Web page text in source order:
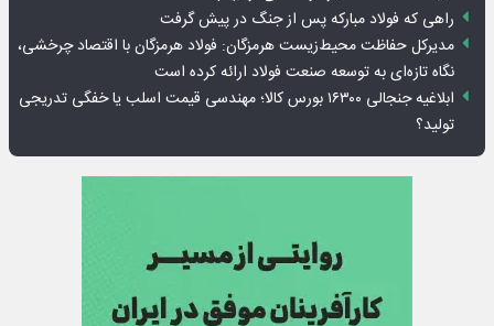
راهی که فولاد مبارکه پس از جنگ در پیش گرفت
مدیرکل حفاظت محیط‌زیست هرمزگان: فولاد هرمزگان با اقتصاد چرخشی،
نگاه تازه‌ای به توسعه صنعت فولاد ارائه کرده است
ابلاغیه جنجالی ۱۶۳۰۰ بورس کالا؛ مهندسی قیمت اسلب یا خفگی تدریجی
تولید؟